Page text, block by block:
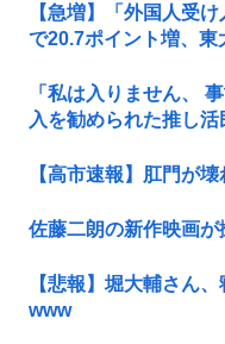
【急増】「外国人受
で20.7ポイント増、東
「私は入りません、
入を勧められた推し
【高市速報】肛門が
佐藤二朗の新作映画
【悲報】堀大輔さん
www